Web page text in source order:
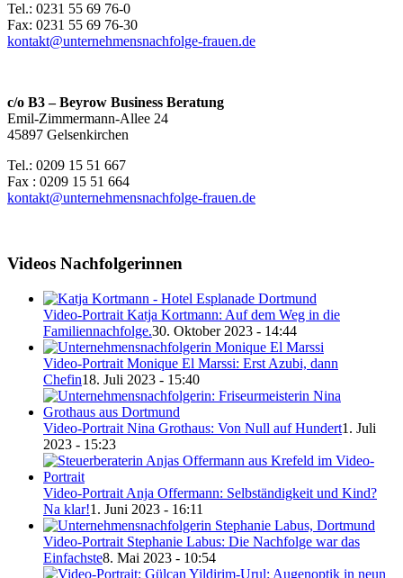
Tel.: 0231 55 69 76-0
Fax: 0231 55 69 76-30
kontakt@unternehmensnachfolge-frauen.de
c/o B3 – Beyrow Business Beratung
Emil-Zimmermann-Allee 24
45897 Gelsenkirchen
Tel.: 0209 15 51 667
Fax : 0209 15 51 664
kontakt@unternehmensnachfolge-frauen.de
Videos Nachfolgerinnen
Video-Portrait Katja Kortmann: Auf dem Weg in die
Familiennachfolge.30. Oktober 2023 - 14:44
Video-Portrait Monique El Marssi: Erst Azubi, dann
Chefin18. Juli 2023 - 15:40
Video-Portrait Nina Grothaus: Von Null auf Hundert1. Juli
2023 - 15:23
Video-Portrait Anja Offermann: Selbständigkeit und Kind?
Na klar!1. Juni 2023 - 16:11
Video-Portrait Stephanie Labus: Die Nachfolge war das
Einfachste8. Mai 2023 - 10:54